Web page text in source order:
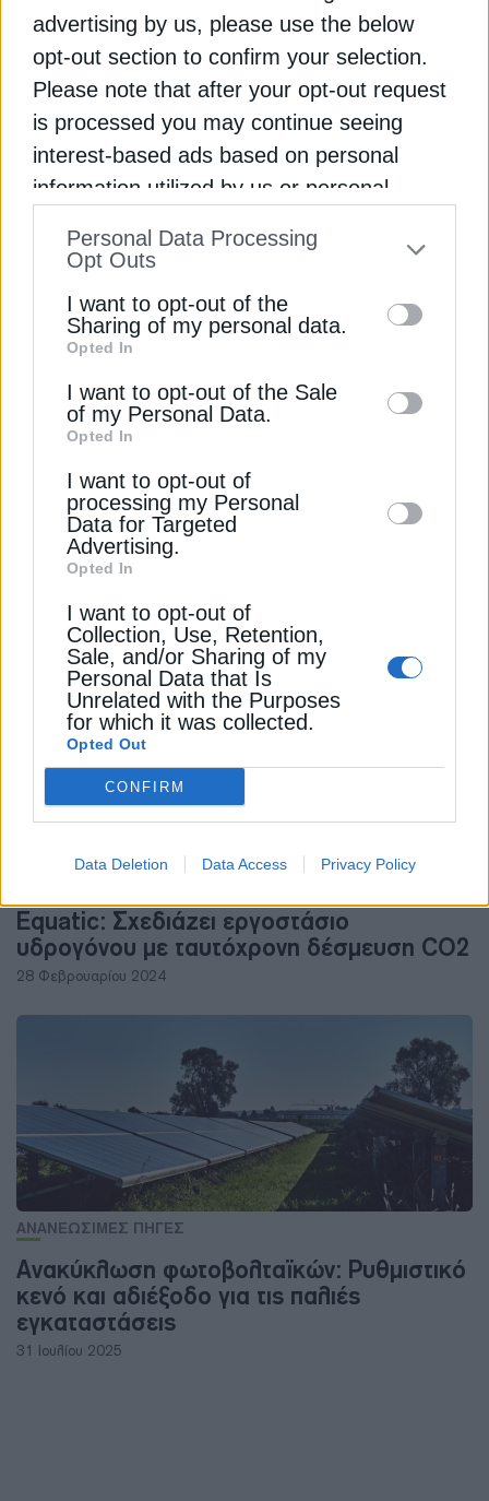
advertising by us, please use the below
opt-out section to confirm your selection.
Please note that after your opt-out request
is processed you may continue seeing
interest-based ads based on personal
information utilized by us or personal
to your opt-out. You may separately opt-out
information by third parties on the IAB’s list
of downstream participants. This
information may also be disclosed by us to
third parties on theIAB’s List of
Downstream Participants
disclose it to other third parties.
Personal Data Processing
Opt Outs
I want to opt-out of the
Sharing of my personal data.
Opted In
I want to opt-out of the Sale
of my Personal Data.
Opted In
I want to opt-out of
processing my Personal
Data for Targeted
Advertising.
Opted In
I want to opt-out of
Collection, Use, Retention,
Sale, and/or Sharing of my
Personal Data that Is
Unrelated with the Purposes
for which it was collected.
Opted Out
CONFIRM
Data Deletion Data Access Privacy Policy
ΑΕΡΟΠΛΑΝΑ ΕΕ (ΕΥΡΩΠΑΪΚΗ ΕΝΩΣΗ) ΠΛΟΙΑ
ΠΡΑΣΙΝΗ ΜΕΤΑΒΑΣΗ ΥΔΡΟΓΟΝΟ
ΔΕΊΤΕ ΕΠΊΣΗΣ
ΑΝΑΝΕΩΣΙΜΕΣ ΠΗΓΕΣ
Amazon και Lidl ποντάρουν στα plug-in
φωτοβολταϊκά – Έρχονται αλλαγές στη
Βρετανία
18 Ιουνίου 2026
Equatic: Σχεδιάζει εργοστάσιο
υδρογόνου με ταυτόχρονη δέσμευση CO2
28 Φεβρουαρίου 2024
ΑΝΑΝΕΩΣΙΜΕΣ ΠΗΓΕΣ
Ανακύκλωση φωτοβολταϊκών: Ρυθμιστικό
κενό και αδιέξοδο για τις παλιές
εγκαταστάσεις
31 Ιουλίου 2025